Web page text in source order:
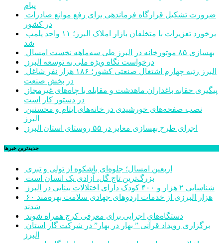
پیام
در کشور
شد
بهسازی ۸۵ موتورخانه در البرز طی سه‌ماهه نخست امسال
درخواست نگاه ویژه ملی به توسعه البرز
در بخش صنعت
در دستور کار است
البرز
اجرای طرح بهسازی معابر در ۵۵ روستای استان البرز
جديدترين خبرها
اربعین امسال؛ جلوه‌ای باشکوه از تولی و تبری
بزرگ‌ترین تاج گل، آزادی یک انسان است
شناسایی ۲ هزار و ۴۰۰ کودک دارای اختلالات بینایی در البرز
۶۰ هزار البرزی از خدمات اردوهای جهادی سلامت بهره‌مند
شدند
دستگاه‌های اجرایی برای معرفی کرج همراه شوند
البرز